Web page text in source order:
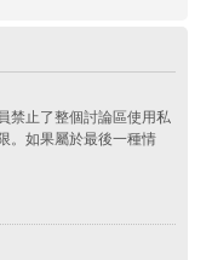
禁止了整個討論區使用私
。如果屬於最後一種情